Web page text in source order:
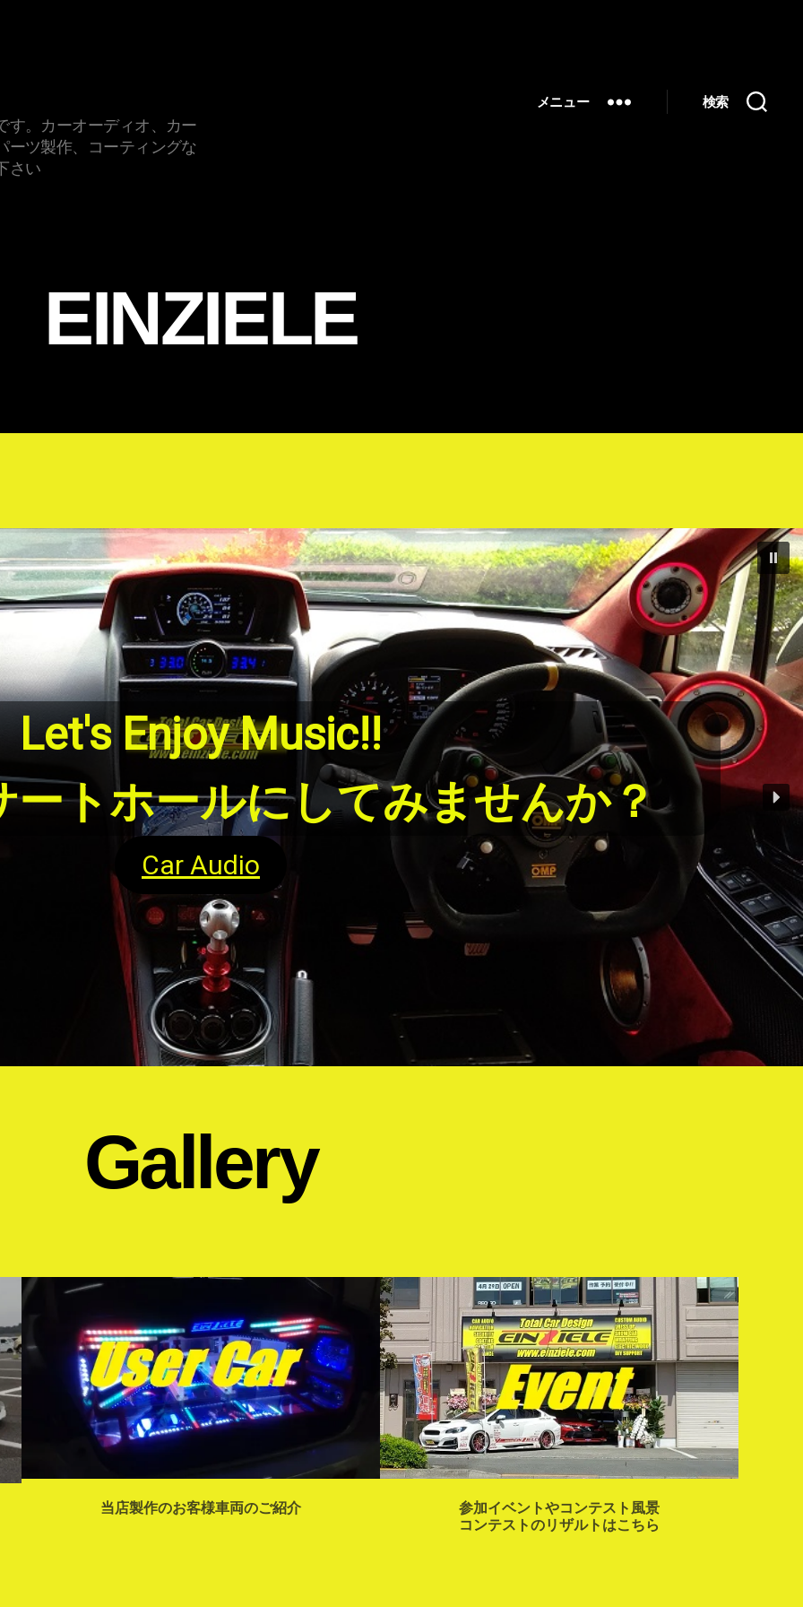
す。カーオーディオ、カー
ーツ製作、コーティングな
さい
メニュー 検索
EINZIELE
満足していませんか？
を諦めていませんか？
Car Electronics
Gallery
当店製作のお客様車両のご紹介
参加イベントやコンテスト風景
コンテストのリザルトはこちら